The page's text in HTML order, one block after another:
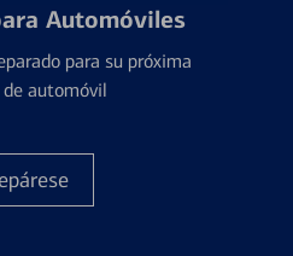
Automóviles
para su próxima
automóvil